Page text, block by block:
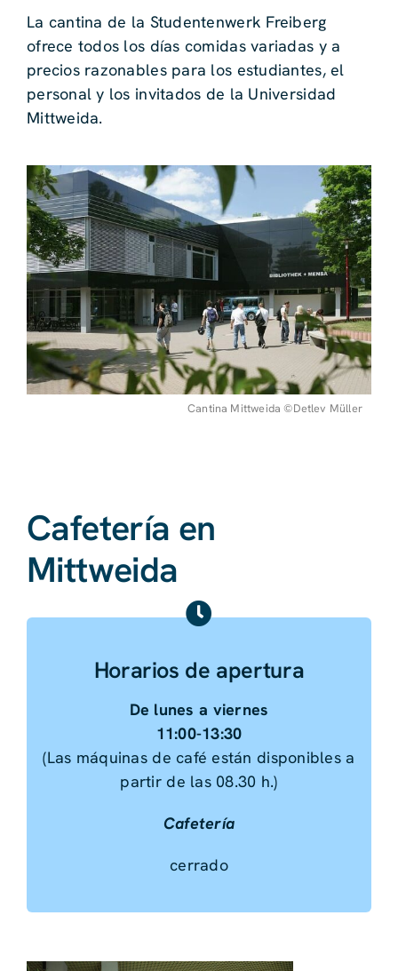
Cantina Mittweida ©Detlev Müller
La cantina de la Studentenwerk Freiberg
ofrece todos los días comidas variadas y a
precios razonables para los estudiantes, el
personal y los invitados de la Universidad
Mittweida.
Cafetería en
Mittweida
Horarios de apertura
De lunes a viernes
11:00-13:30
(Las máquinas de café están disponibles a
partir de las 08.30 h.)
Cafetería
cerrado